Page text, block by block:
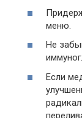
меню.
Не
Если